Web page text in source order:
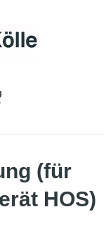
(für
HOS)